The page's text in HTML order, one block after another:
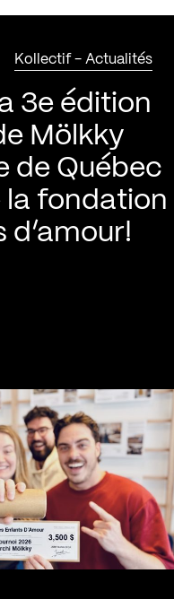
Kollectif - Actualités
3e édition
Mölkky
de Québec
la fondation
d’amour!